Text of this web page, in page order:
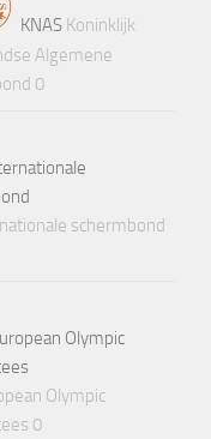
KNAS Koninklijk
Algemene
0
schermbond
Olympic
0